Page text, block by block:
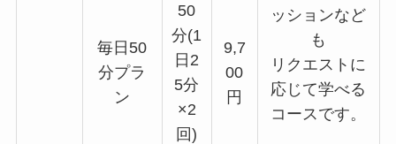
ッションなど
も
リクエストに
応じて学べる
コースです。
毎日50
分プラ
ン
50
分(1
日2
5分
×2
回)
9,7
00
円